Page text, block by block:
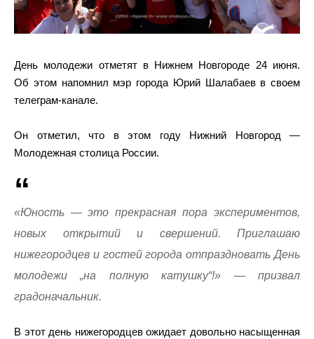
День молодежи отметят в Нижнем Новгороде 24 июня.
Об этом напомнил мэр города Юрий Шалабаев в своем
телеграм-канале.
Он отметил, что в этом году Нижний Новгород —
Молодежная столица России.
«Юность — это прекрасная пора экспериментов,
новых открытий и свершений. Приглашаю
нижегородцев и гостей города отпраздновать День
молодежи „на полную катушку“!» — призвал
градоначальник.
В этот день нижегородцев ожидает довольно насыщенная